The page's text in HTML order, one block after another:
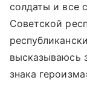
солдаты и все
Советской
высказываюсь
знака